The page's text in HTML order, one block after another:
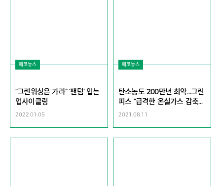
에코뉴스
“그린워싱은 가라” ‘팬덤’ 입는
업사이클링
2022.01.05
에코뉴스
탄소농도 200만년 최악…그린
피스 “급격한 온실가스 감축
절실”
2021.08.11